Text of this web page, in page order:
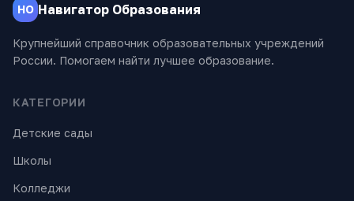
НО Навигатор Образования
Крупнейший справочник образовательных учреждений
России. Помогаем найти лучшее образование.
КАТЕГОРИИ
Детские сады
Школы
Колледжи